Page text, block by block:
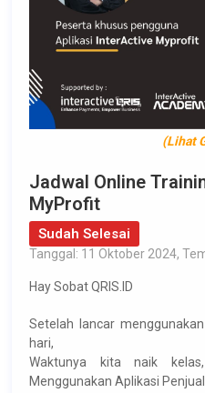
(Lihat
Jadwal Online
MyProfit
Sudah Selesai
Tanggal: 11 Oktober 2024,
Hay Sobat QRIS.ID
Setelah lancar
hari,
Waktunya kita naik
Menggunakan Aplikasi